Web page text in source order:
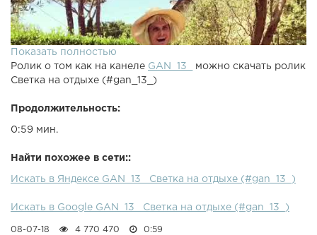
Показать полностью
Ролик о том как на канеле GAN_13_
можно скачать ролик
Светка на отдыхе (#gan_13_)
Продолжительность:
0:59 мин.
Найти похожее в сети::
Искать в Яндексе GAN_13_ Светка на отдыхе (#gan_13_)
Искать в Google GAN_13_ Светка на отдыхе (#gan_13_)
08-07-18 4 770 470 0:59